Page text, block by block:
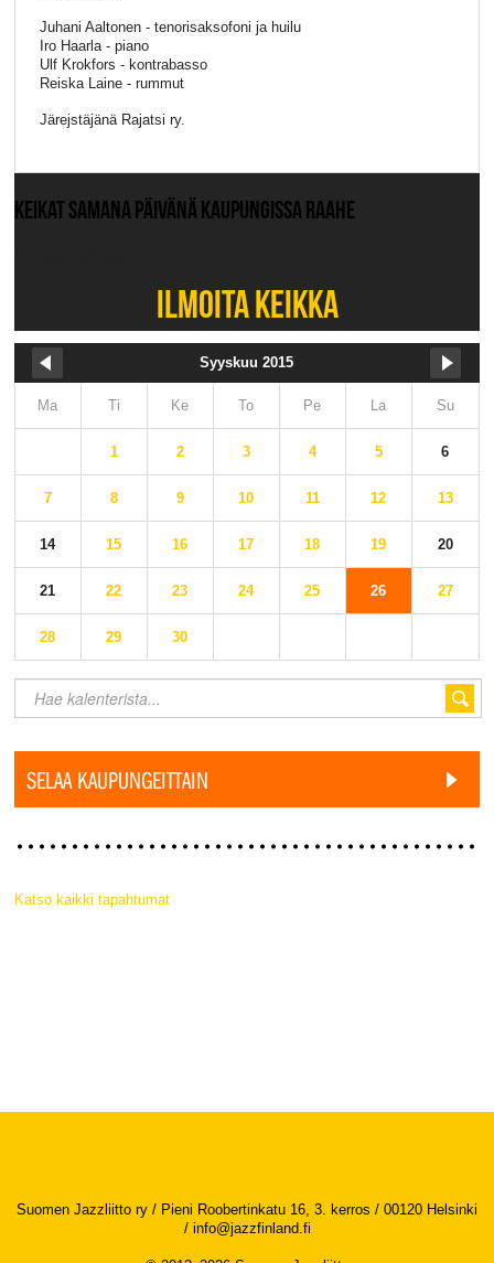
Juhani Aaltonen - tenorisaksofoni ja huilu
Iro Haarla - piano
Ulf Krokfors - kontrabasso
Reiska Laine - rummut
Järejstäjänä Rajatsi ry.
KEIKAT SAMANA PÄIVÄNÄ KAUPUNGISSA RAAHE
ILMOITA KEIKKA
Syyskuu 2015
Ma Ti Ke To Pe La Su
1 2 3 4 5 6
7 8 9 10 11 12 13
14 15 16 17 18 19 20
21 22 23 24 25 26 27
28 29 30
SELAA KAUPUNGEITTAIN
Katso kaikki tapahtumat
Suomen Jazzliitto ry / Pieni Roobertinkatu 16, 3. kerros / 00120 Helsinki
/ info@jazzfinland.fi